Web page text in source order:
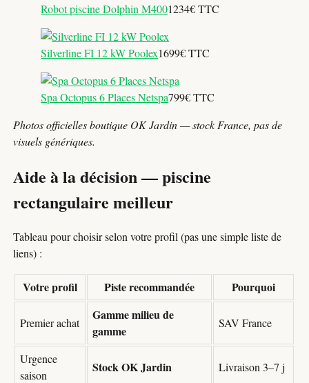
Robot piscine Dolphin M4001234€ TTC
Silverline FI 12 kW Poolex1699€ TTC
Spa Octopus 6 Places Netspa799€ TTC
Photos officielles boutique OK Jardin — stock France, pas de
visuels génériques.
Aide à la décision — piscine
rectangulaire meilleur
Tableau pour choisir selon votre profil (pas une simple liste de
liens) :
Votre profil Piste recommandée Pourquoi
Premier achat
Gamme milieu de
gamme
SAV France
Urgence
saison
Stock OK Jardin Livraison 3–7 j